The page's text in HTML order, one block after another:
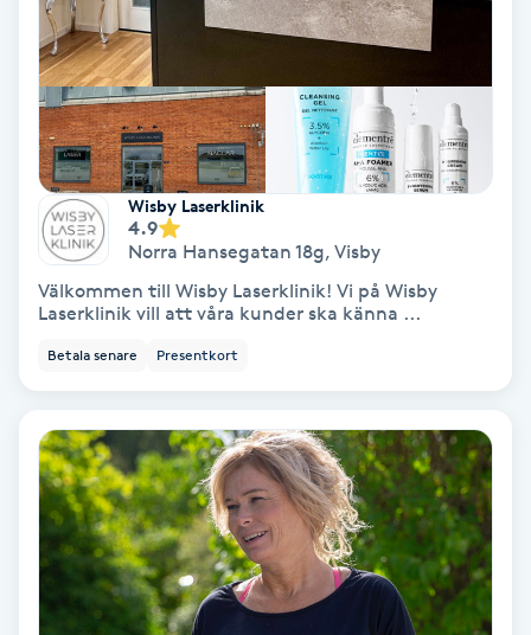
Liktornar
LPG
LPG-behandling
LPG-massage
Luggklippning
Lymfmassage
Makeup
Manikyr & Pedikyr
Wisby Laserklinik
4.9
Norra Hansegatan 18g, Visby
Välkommen till Wisby Laserklinik! Vi på Wisby
Laserklinik vill att våra kunder ska känna ...
Betala senare Presentkort